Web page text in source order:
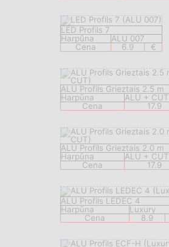
LED Profils 7
Harpūna
ALU 007
Cena
6.9 €
ALU Profils Grieztais 2.5 m
Harpūna
ALU + CUT
Cena
17.9
ALU Profils Grieztais 2.0 m
Harpūna
ALU + CUT
Cena
17.9
ALU Profils LEDEC 4
Harpūna
Luxury
Cena
8.9